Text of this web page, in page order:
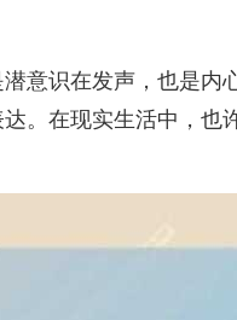
意识在发声，也是内
。在现实生活中，也